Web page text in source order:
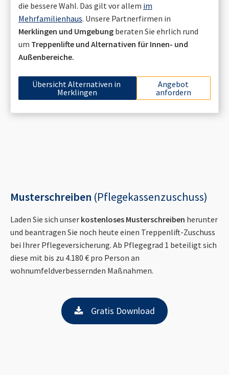
die bessere Wahl. Das gilt vor allem im
Mehrfamilienhaus. Unsere Partnerfirmen in
Merklingen und Umgebung beraten Sie ehrlich rund
um Treppenlifte und Alternativen für Innen- und
Außenbereiche.
Übersicht Alternativen in
Merklingen
Angebot
anfordern
Musterschreiben (Pflegekassenzuschuss)
Laden Sie sich unser kostenloses Musterschreiben herunter
und beantragen Sie noch heute einen Treppenlift-Zuschuss
bei Ihrer Pflegeversicherung. Ab Pflegegrad 1 beteiligt sich
diese mit bis zu 4.180 € pro Person an
wohnumfeldverbessernden Maßnahmen.
Gratis Download